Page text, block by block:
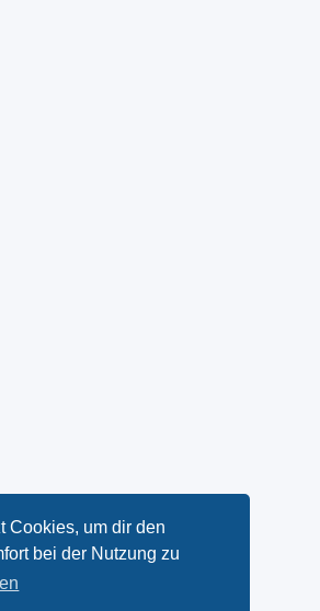
Cookies, um dir den
bei der Nutzung zu